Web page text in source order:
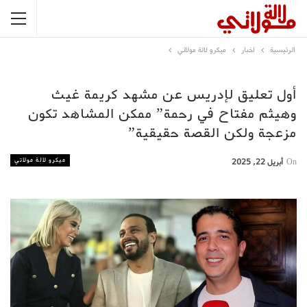
الرئيسية اخبار ميكرو لالة مولاتي
أول تعليق لإدريس عن مشهد كريمة غيث
وهيثم مفتاح في رحمة” ممكن المشاهد تكون
مزعجة ولكن القصة حقيقية”
ميكرو لالة مولاتي On أبريل 22, 2025